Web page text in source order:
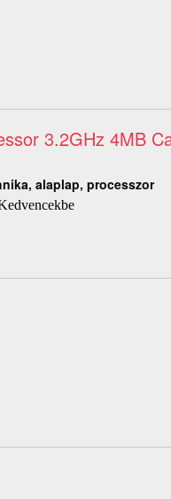
3.2GHz 4MB
alaplap, processzor